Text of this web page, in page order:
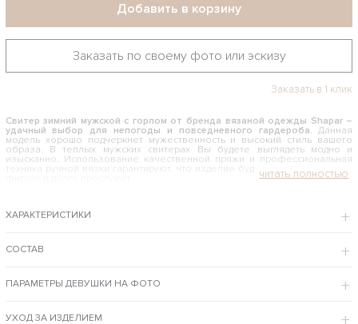
Добавить в корзину
Заказать по своему фото или эскизу
Заказать в 1 клик
Свитер зимний мужской с горлом от бренда вязаной одежды Shapar –
удачный выбор для непогоды и повседневного гардероба. Данная
модель хорошо подчеркнет мужественность и высокий стиль вашего
образа. В теплых мужских свитерах Вы будете выглядеть модно и
изысканно. Использование качественной пряжи и профессиональная
техника ручной вязки гарантируют, что изделие будет хорошо сидеть на
Связанный спицами джемпер подходит для повседневной носки.
отсутствие резинки внизу стройнит и вытягивает фигуру. Прекрасным
дополнение к такому фасону станут джинсы. Стильную вещь можно
Интернет-магазин бренда Shapar предлагает купить зимний свитер мужской с
ОСОБЕННОСТИ МОДЕЛИ
ХАРАКТЕРИСТИКИ
СОСТАВ
ПАРАМЕТРЫ ДЕВУШКИ НА ФОТО
УХОД ЗА ИЗДЕЛИЕМ